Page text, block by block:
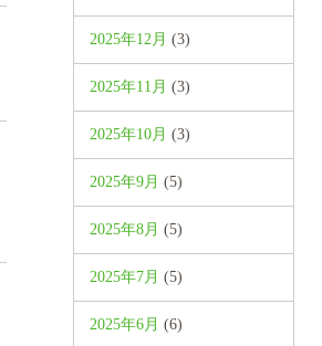
2025年12月 (3)
2025年11月 (3)
2025年10月 (3)
2025年9月 (5)
2025年8月 (5)
2025年7月 (5)
2025年6月 (6)